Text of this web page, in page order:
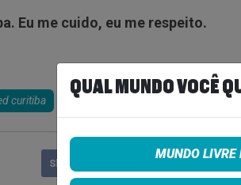
Eu me cuido, eu me respeito.
curitiba
Share on Facebook
QUAL MUNDO VOCÊ
MUNDO